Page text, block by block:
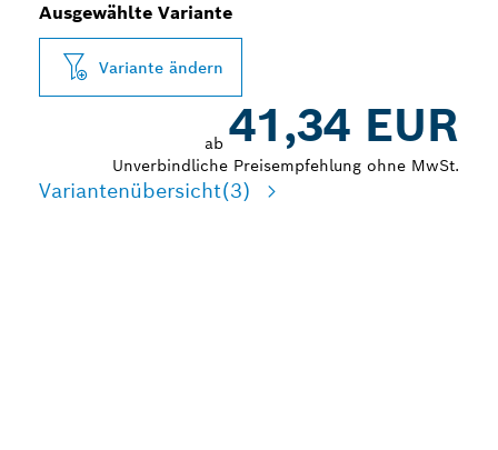
Ausgewählte Variante
Variante ändern
ab 41,34 EUR
Unverbindliche Preisempfehlung ohne MwSt.
Variantenübersicht(3)